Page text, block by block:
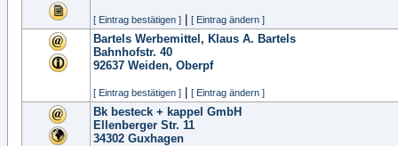
[ Eintrag bestätigen ] [ Eintrag ändern ]
Bartels Werbemittel, Klaus A. Bartels
Bahnhofstr. 40
92637 Weiden, Oberpf
[ Eintrag bestätigen ] [ Eintrag ändern ]
Bk besteck + kappel GmbH
Ellenberger Str. 11
34302 Guxhagen